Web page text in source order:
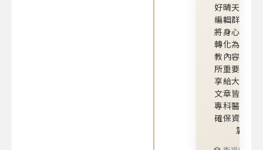
好晴天身心
編輯群，致
將身心醫學
轉化為易懂
教內容，並
所重要大小
享給大家。
文章皆經由
專科醫師審
確保資訊正
靠。